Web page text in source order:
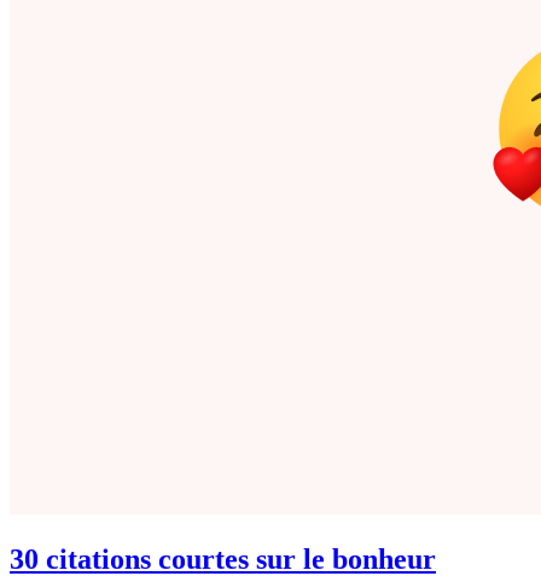
30 citations courtes sur le bonheur